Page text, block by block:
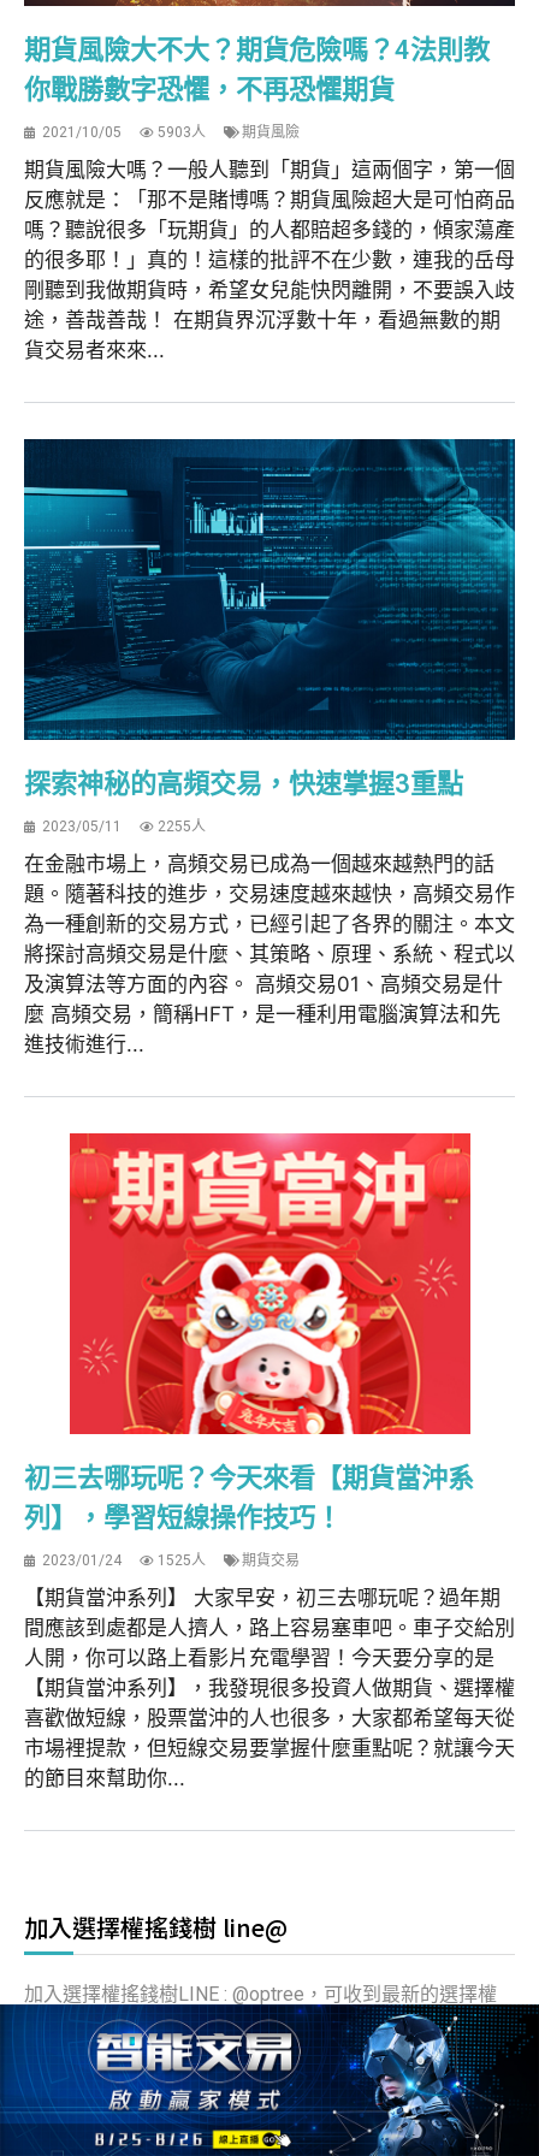
期貨風險大不大？期貨危險嗎？4法則教
你戰勝數字恐懼，不再恐懼期貨
2021/10/05 5903人 期貨風險
期貨風險大嗎？一般人聽到「期貨」這兩個字，第一個
反應就是：「那不是賭博嗎？期貨風險超大是可怕商品
嗎？聽說很多「玩期貨」的人都賠超多錢的，傾家蕩產
的很多耶！」真的！這樣的批評不在少數，連我的岳母
剛聽到我做期貨時，希望女兒能快閃離開，不要誤入歧
途，善哉善哉！ 在期貨界沉浮數十年，看過無數的期
貨交易者來來...
探索神秘的高頻交易，快速掌握3重點
2023/05/11 2255人
在金融市場上，高頻交易已成為一個越來越熱門的話
題。隨著科技的進步，交易速度越來越快，高頻交易作
為一種創新的交易方式，已經引起了各界的關注。本文
將探討高頻交易是什麼、其策略、原理、系統、程式以
及演算法等方面的內容。 高頻交易01、高頻交易是什
麼 高頻交易，簡稱HFT，是一種利用電腦演算法和先
進技術進行...
初三去哪玩呢？今天來看【期貨當沖系
列】，學習短線操作技巧！
2023/01/24 1525人 期貨交易
【期貨當沖系列】 大家早安，初三去哪玩呢？過年期
間應該到處都是人擠人，路上容易塞車吧。車子交給別
人開，你可以路上看影片充電學習！今天要分享的是
【期貨當沖系列】，我發現很多投資人做期貨、選擇權
喜歡做短線，股票當沖的人也很多，大家都希望每天從
市場裡提款，但短線交易要掌握什麼重點呢？就讓今天
的節目來幫助你...
加入選擇權搖錢樹 line@
加入選擇權搖錢樹LINE : @optree，可收到最新的選擇權
交易日記、好文分享及最新活動訊息